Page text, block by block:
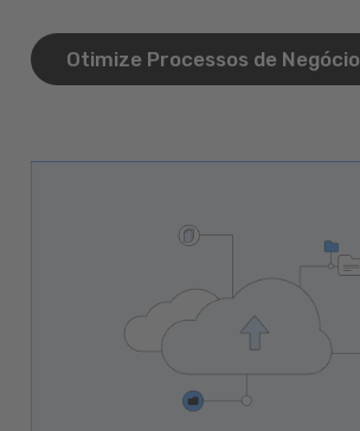
Otimize Processos de Negócio